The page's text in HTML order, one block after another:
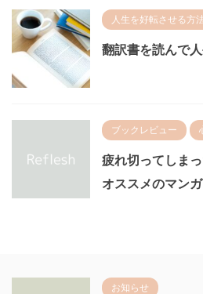
人生を好転させる方
翻訳書を読んで
ブックレビュー
疲れ切ってしま
オススメのマン
お知らせ